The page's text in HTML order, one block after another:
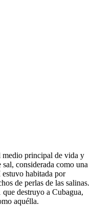
medio principal de vida y
considerada como una
habitada por
de perlas de las salinas.
destruyo a Cubagua,
aquélla.